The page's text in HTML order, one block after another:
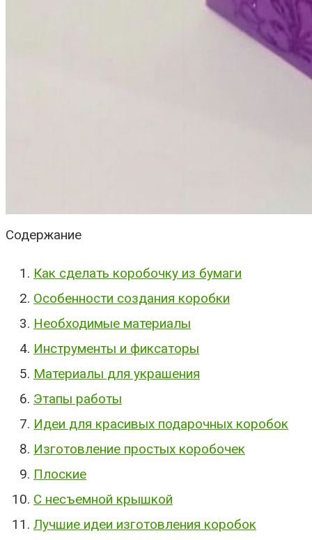
Содержание
Как сделать коробочку из бумаги
Особенности создания коробки
Необходимые материалы
Инструменты и фиксаторы
Материалы для украшения
Этапы работы
Идеи для красивых подарочных коробок
Изготовление простых коробочек
Плоские
С несъемной крышкой
Лучшие идеи изготовления коробок